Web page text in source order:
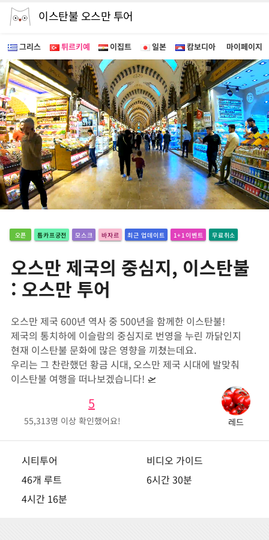
이스탄불 오스만 투어
그리스 튀르키예 이집트 일본 캄보디아 마이페이지
오픈 톱카프궁전 모스크 바자르 최근 업데이트 1+1이벤트 무료취소
오스만 제국의 중심지, 이스탄불
: 오스만 투어
오스만 제국 600년 역사 중 500년을 함께한 이스탄불!
제국의 통치하에 이슬람의 중심지로 번영을 누린 까닭인지
현재 이스탄불 문화에 많은 영향을 끼쳤는데요.
우리는 그 찬란했던 황금 시대, 오스만 제국 시대에 발맞춰
이스탄불 여행을 떠나보겠습니다! 🛫
5
55,313명 이상 확인했어요! 레드
시티투어
비디오 가이드
46개 루트
6시간 30분
4시간 16분